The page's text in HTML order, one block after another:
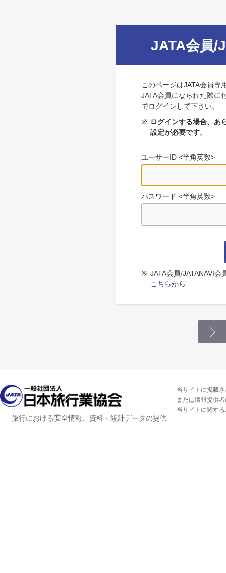
JATA会員/
このページはJATA会員専
JATA会員になられた際に
でログインして下さい。
※ ログインする場合、あ
設定が必要です。
ユーザーID <半角英数>
パスワード <半角英数>
※ JATA会員/JATANAVI
こちらから
旅行における安全情報、資料・統計データの提供
当サイトに掲載
または情報提供
当サイトに関す